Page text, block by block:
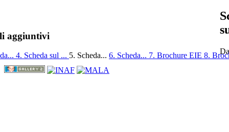
aggiuntivi
4. Scheda sul ... 5. Scheda... 6. Scheda... 7. Brochure EIE 8.